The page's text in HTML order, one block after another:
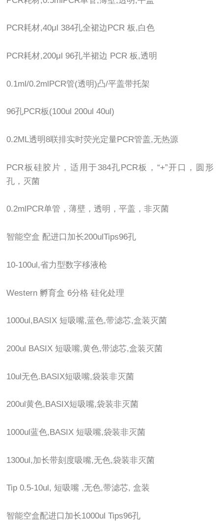
PCR耗材,40μl 384孔全裙边PCR 板,白色
PCR耗材,200μl 96孔半裙边 PCR 板,透明
0.1ml/0.2mlPCR管(透明)凸/平盖带托架
96孔PCR板(100ul 200ul 40ul)
0.2ML透明8联排实时荧光定量PCR管盖,无热源
PCR板硅胶片，适用于384孔PCR板，“+”开口，圆形
孔，灭菌
0.2mlPCR单管，薄壁，透明，平盖，非灭菌
智能空盒 配进口加长200ulTips96孔
10-100ul,省力型数字移液枪
Western 孵育盒 6分格 硅化处理
1000ul,BASIX 短吸嘴,蓝色,带滤芯,盒装灭菌
200ul BASIX 短吸嘴,黄色,带滤芯,盒装灭菌
10ul无色.BASIX短吸嘴,袋装非灭菌
200ul黄色,BASIX短吸嘴,袋装非灭菌
1000ul蓝色,BASIX 短吸嘴,袋装非灭菌
1300ul,加长带刻度吸嘴,无色,袋装非灭菌
Tip 0.5-10ul, 短吸嘴 ,无色,带滤芯, 盒装
智能空盒配进口加长1000ul Tips96孔